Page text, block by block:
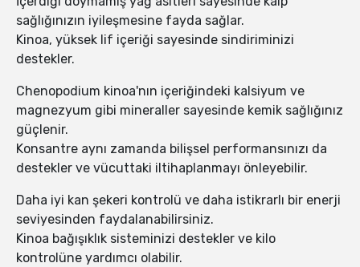
sağlığınızın iyileşmesine fayda sağlar.
Kinoa, yüksek lif içeriği sayesinde sindiriminizi
destekler.
Chenopodium kinoa'nın içeriğindeki kalsiyum ve
magnezyum gibi mineraller sayesinde kemik sağlığınız
güçlenir.
Konsantre aynı zamanda bilişsel performansınızı da
destekler ve vücuttaki iltihaplanmayı önleyebilir.
Daha iyi kan şekeri kontrolü ve daha istikrarlı bir enerji
seviyesinden faydalanabilirsiniz.
Kinoa bağışıklık sisteminizi destekler ve kilo
kontrolüne yardımcı olabilir.